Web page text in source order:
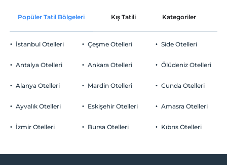
Ortak alanlar ve tüm odalar
Sigara içilmeyen odalar
Check/out
En geç saat 12:00 ve öncesi
Evcil Hayvan
2 yaşına kadar olan bebekler ücretsizdir.
Popüler Tatil Bölgeleri Kış Tatili Kategoriler
İstanbul Otelleri
Antalya Otelleri
Alanya Otelleri
Ayvalık Otelleri
İzmir Otelleri
Çeşme Otelleri
Ankara Otelleri
Mardin Otelleri
Eskişehir Otelleri
Bursa Otelleri
Side Otelleri
Ölüdeniz Otelleri
Cunda Otelleri
Amasra Otelleri
Kıbrıs Otelleri